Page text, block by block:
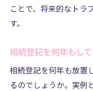
ことで、将来的なトラ
す。
相続登記を何年もし
相続登記を何年も放置
るのでしょうか。実例